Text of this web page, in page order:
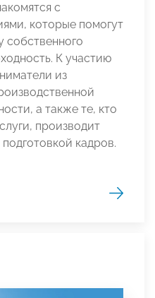
с
которые помогут
собственного
К участию
из
а также те, кто
производит
кадров.